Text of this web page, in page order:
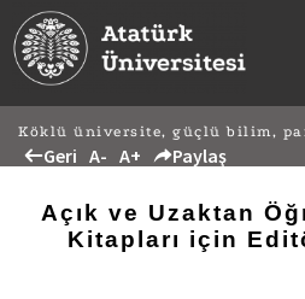
Köklü üniversite, güçlü bilim,
Geri A- A+ Paylaş
Açık ve Uzaktan
Kitapları için